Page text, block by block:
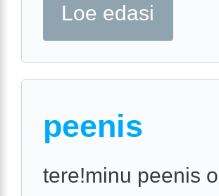
Loe edasi
peenis
tere!minu peenis